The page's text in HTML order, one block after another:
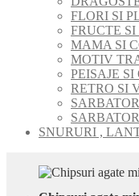
FLORI SI
FRUCTE
MAMA SI
MOTIV
PEISAJE SI
RETRO SI
SNURURI ,